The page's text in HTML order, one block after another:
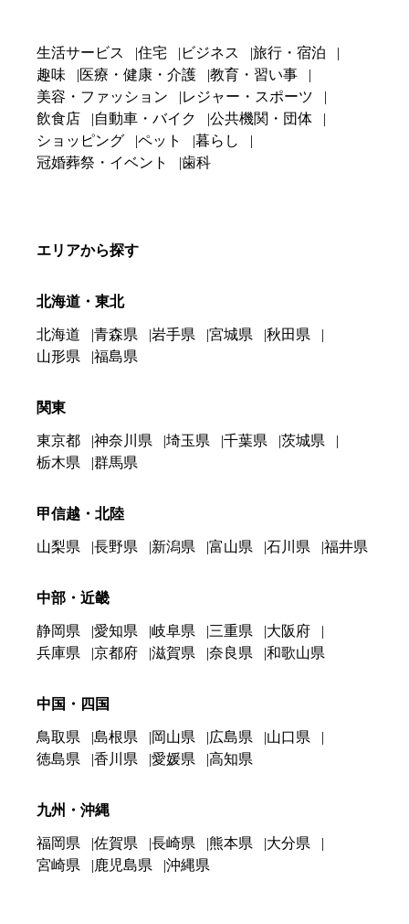
生活サービス 住宅 ビジネス
旅行・宿泊
趣味
医療・健康・介護
教育・習い事
美容・ファッション
レジャー・スポーツ
飲食店
自動車・バイク
公共機関・団体
ショッピング
ペット
暮らし
冠婚葬祭・イベント
歯科
エリアから探す
北海道・東北
北海道 青森県 岩手県 宮城県
秋田県
山形県
福島県
関東
東京都 神奈川県 埼玉県 千葉県
茨城県
栃木県
群馬県
甲信越・北陸
山梨県 長野県 新潟県 富山県 石川県 福井県
中部・近畿
静岡県 愛知県 岐阜県 三重県
大阪府
兵庫県
京都府 滋賀県 奈良県 和歌山県
中国・四国
鳥取県 島根県 岡山県 広島県
山口県
徳島県
香川県 愛媛県 高知県
九州・沖縄
福岡県 佐賀県 長崎県 熊本県
大分県
宮崎県
鹿児島県 沖縄県